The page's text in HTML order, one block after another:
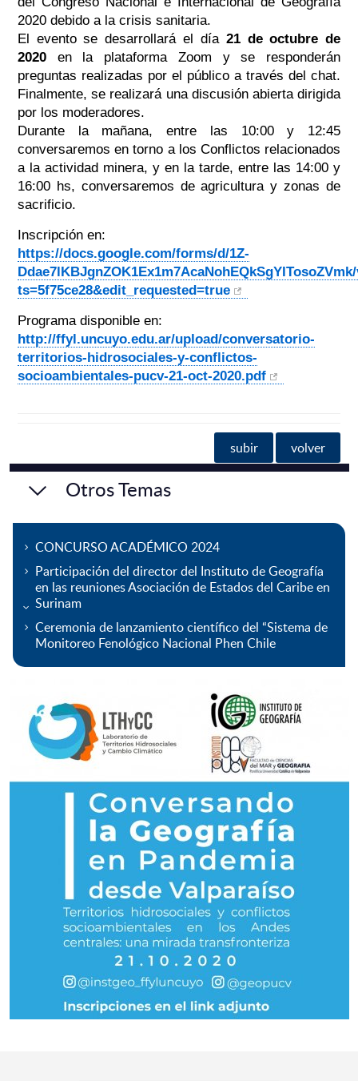
2020 debido a la crisis sanitaria.
El evento se desarrollará el día 21 de octubre de
2020en la plataforma Zoom y se responderán
preguntas realizadas por el público a través del chat.
Finalmente, se realizará una discusión abierta dirigida
por los moderadores.
Durante la mañana, entre las 10:00 y 12:45
conversaremos en torno a los Conflictos relacionados
a la actividad minera, y en la tarde, entre las 14:00 y
16:00 hs, conversaremos de agricultura y zonas de
sacrificio.
Inscripción en:
https://docs.google.com/forms/d/1Z-
ts=5f75ce28&edit_requested=true
Programa disponible en:
http://ffyl.uncuyo.edu.ar/upload/conversatorio-
territorios-hidrosociales-y-conflictos-
socioambientales-pucv-21-oct-2020.pdf
subir volver
Otros Temas
CONCURSO ACADÉMICO 2024
Participación del director del Instituto de Geografía
en las reuniones Asociación de Estados del Caribe en
Surinam
Ceremonia de lanzamiento científico del “Sistema de
Monitoreo Fenológico Nacional Phen Chile